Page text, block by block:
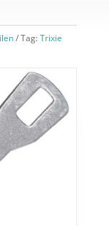
Tag:Trixie